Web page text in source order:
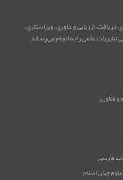
ارزیابی و داوری، ویراستاری،
نشریات علمی را به انجام می‌رساند
فناوری
فارسی
جهان اسلام